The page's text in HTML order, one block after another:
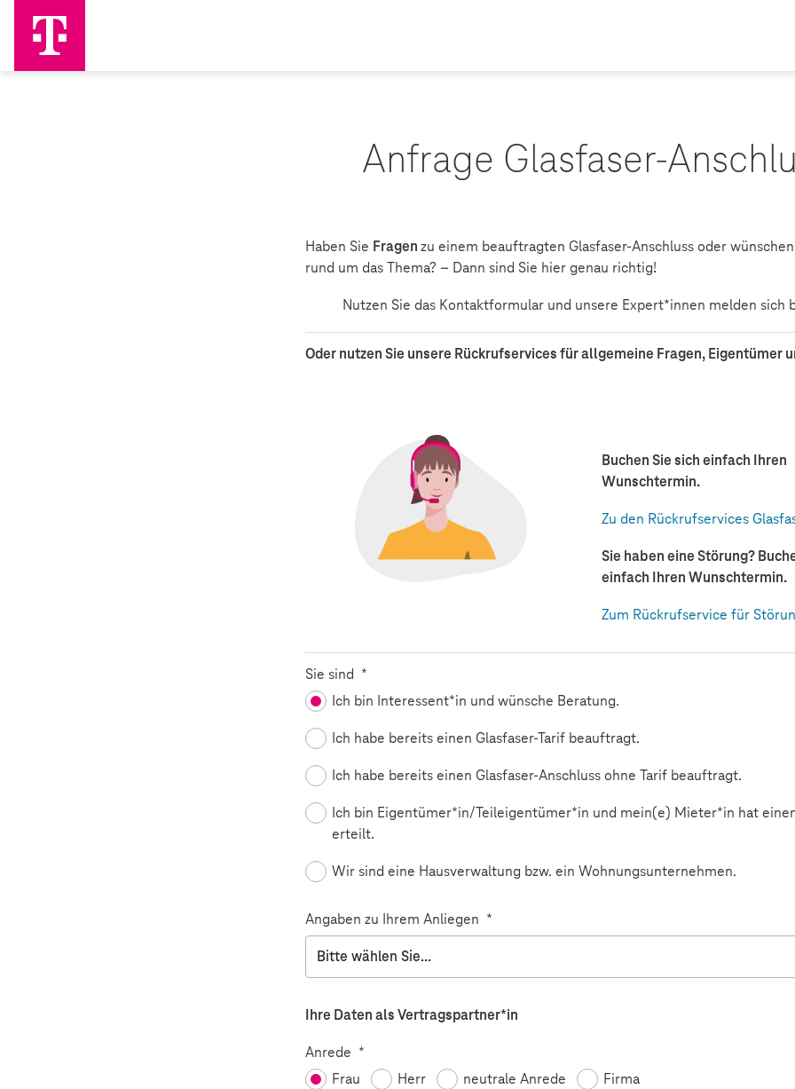
Anfrage Glasfaser-
Haben Sie Fragenzu einem beauftragten Glasfaser-Anschluss oder
rund um das Thema? – Dann sind Sie hier genau richtig!
Nutzen Sie das Kontaktformular und unsere Expert*innen melden sich
Oder nutzen Sie unsere Rückrufservices für allgemeine Fragen, Eigentümer
Buchen Sie sich einfach Ihren
Wunschtermin.
Zu den Rückrufservices
Sie haben eine Störung?
einfach Ihren Wunschtermin.
Zum Rückrufservice für
Sie sind Pflichtfeld
*
Ich bin Interessent*in und wünsche Beratung.
Ich habe bereits einen Glasfaser-Tarif beauftragt.
Ich habe bereits einen Glasfaser-Anschluss ohne Tarif beauftragt.
Ich bin Eigentümer*in/Teileigentümer*in und mein(e) Mieter*in hat
erteilt.
Wir sind eine Hausverwaltung bzw. ein Wohnungsunternehmen.
Angaben zu Ihrem Anliegen *
Ihre Daten als Vertragspartner*in
Anrede Pflichtfeld
*
Frau
Herr neutrale Anrede Firma